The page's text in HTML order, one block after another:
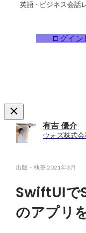
英語 - ビジネス会話
ログイ
有吉 優介
ウォズ株式
出版・執筆2021年3月
SwiftUI
のアプリ